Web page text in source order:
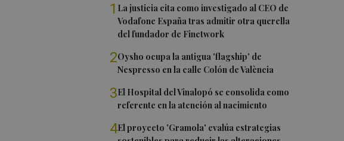
1 La justicia cita como investigado al CEO de
Vodafone España tras admitir otra querella
del fundador de Finetwork
2Oysho ocupa la antigua 'flagship' de
Nespresso en la calle Colón de València
3El Hospital del Vinalopó se consolida como
referente en la atención al nacimiento
4El proyecto 'Gramola' evalúa estrategias